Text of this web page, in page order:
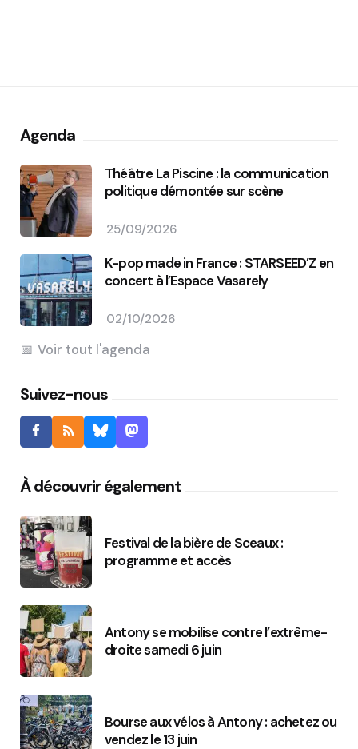
Agenda
Théâtre La Piscine : la communication
politique démontée sur scène
25/09/2026
K-pop made in France : STARSEED’Z en
concert à l’Espace Vasarely
02/10/2026
Voir tout l'agenda
Suivez-nous
À découvrir également
Festival de la bière de Sceaux :
programme et accès
Antony se mobilise contre l’extrême-
droite samedi 6 juin
Bourse aux vélos à Antony : achetez ou
vendez le 13 juin